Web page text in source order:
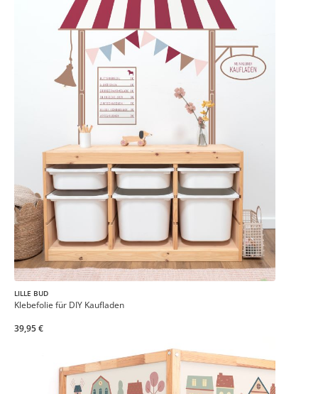
LILLE BUD
Klebefolie für DIY Kaufladen
39,95 €